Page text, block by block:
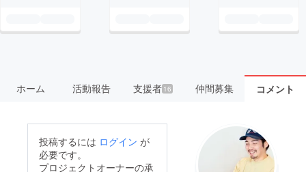
ホーム 活動報告 支援者 16 仲間募集 コメント
投稿するには ログイン が
必要です。
プロジェクトオーナーの承